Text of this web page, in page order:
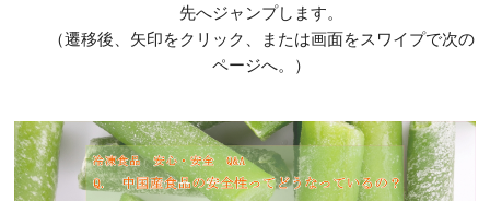
先へジャンプします。
（遷移後、矢印をクリック、または画面をスワイプで次の
ページへ。）